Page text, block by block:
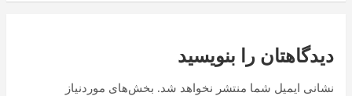
دیدگاهتان را بنویسید
نشانی ایمیل شما منتشر نخواهد شد. بخش‌های موردنیاز